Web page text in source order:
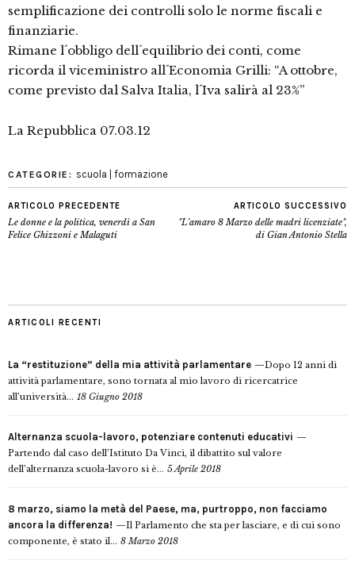
semplificazione dei controlli solo le norme fiscali e
finanziarie.
Rimane l´obbligo dell´equilibrio dei conti, come
ricorda il viceministro all´Economia Grilli: “A ottobre,
come previsto dal Salva Italia, l´Iva salirà al 23%”
La Repubblica 07.03.12
CATEGORIE: scuola | formazione
ARTICOLO PRECEDENTE
Le donne e la politica, venerdì a San
Felice Ghizzoni e Malaguti
ARTICOLO SUCCESSIVO
"L’amaro 8 Marzo delle madri licenziate",
di Gian Antonio Stella
ARTICOLI RECENTI
La “restituzione” della mia attività parlamentare
Dopo 12 anni di
attività parlamentare, sono tornata al mio lavoro di ricercatrice
all’università... 18 Giugno 2018
Alternanza scuola-lavoro, potenziare contenuti educativi
Partendo dal caso dell’Istituto Da Vinci, il dibattito sul valore
dell’alternanza scuola-lavoro si è... 5 Aprile 2018
8 marzo, siamo la metà del Paese, ma, purtroppo, non facciamo
ancora la differenza!
Il Parlamento che sta per lasciare, e di cui sono
componente, è stato il... 8 Marzo 2018